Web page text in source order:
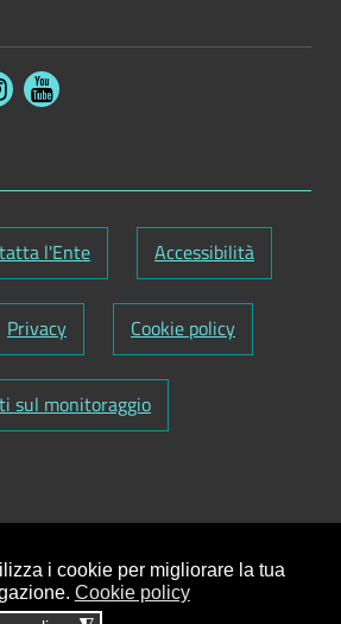
i cookie per migliorare la tua
Cookie policy
l'Ente Accessibilità
Privacy Cookie policy
sul monitoraggio
-Partita IVA:
Fatturazione elettronica: